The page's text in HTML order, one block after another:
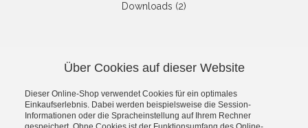
Downloads (2)
Die neuesten Produkte und die
Ihr nichts mehr verpasst.
Newsletter
Über Cookies auf dieser Website
Dieser Online-Shop verwendet Cookies für ein optimales
Einkaufserlebnis. Dabei werden beispielsweise die Session-
Informationen oder die Spracheinstellung auf Ihrem Rechner